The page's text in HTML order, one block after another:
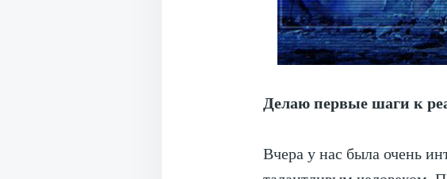
Делаю первые шаги к
Вчера у нас была очень